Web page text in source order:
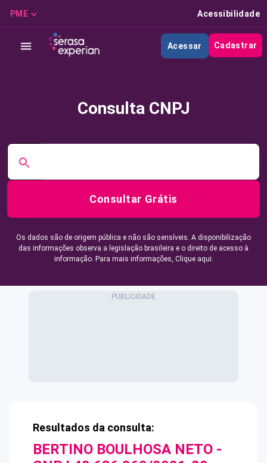
PME Acessibilidade
Acessar Cadastrar
Consulta CNPJ
Consultar Grátis
Os dados são de origem pública e não são sensíveis. A disponibilização
das informações observa a legislação brasileira e o direito de acesso à
informação. Para mais informações, Clique aqui.
Resultados da consulta:
BERTINO BOULHOSA NETO -